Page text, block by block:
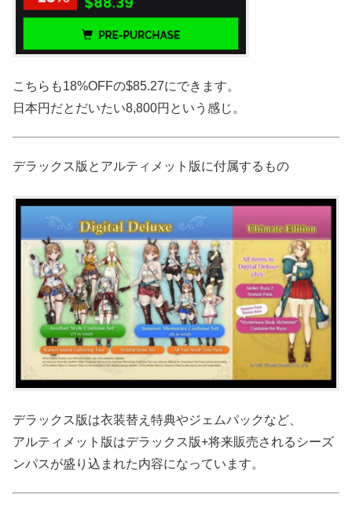
こちらも18%OFFの$85.27にできます。
日本円だとだいたい8,800円という感じ。
デラックス版とアルティメット版に付属するもの
デラックス版は衣装替え特典やジェムパックなど、
アルティメット版はデラックス版+将来販売されるシーズ
ンパスが盛り込まれた内容になっています。